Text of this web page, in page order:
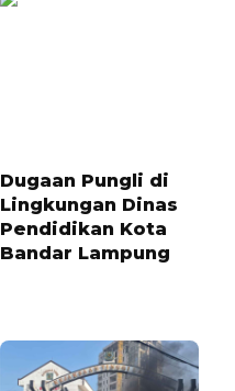
Dugaan Pungli di
Lingkungan Dinas
Pendidikan Kota
Bandar Lampung